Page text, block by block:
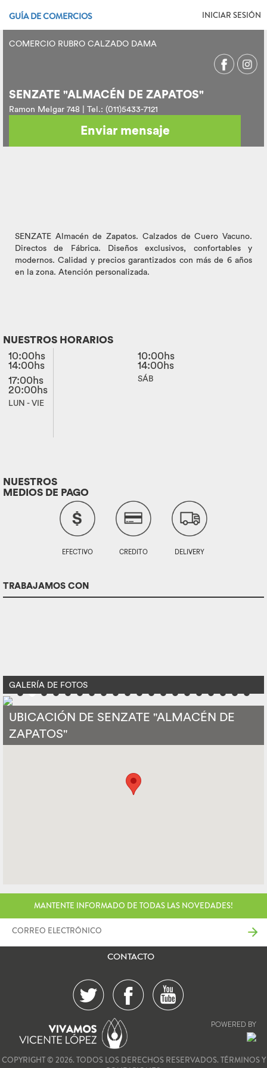
GUÍA DE COMERCIOS INICIAR SESIÓN
COMERCIO RUBRO CALZADO DAMA
SENZATE "ALMACÉN DE ZAPATOS"
Ramon Melgar 748 | Tel.: (011)5433-7121
Enviar mensaje
SENZATE Almacén de Zapatos. Calzados de Cuero Vacuno.
Directos de Fábrica. Diseños exclusivos, confortables y
modernos. Calidad y precios garantizados con más de 6 años
en la zona. Atención personalizada.
NUESTROS HORARIOS
10:00hs
14:00hs
17:00hs
20:00hs
LUN - VIE
10:00hs
14:00hs
SÁB
NUESTROS
MEDIOS DE PAGO
EFECTIVO CREDITO DELIVERY
TRABAJAMOS CON
GALERÍA DE FOTOS
UBICACIÓN DE SENZATE "ALMACÉN DE
ZAPATOS"
MANTENTE INFORMADO DE TODAS LAS NOVEDADES!
CONTACTO
POWERED BY
COPYRIGHT © 2026. TODOS LOS DERECHOS RESERVADOS. TÉRMINOS Y